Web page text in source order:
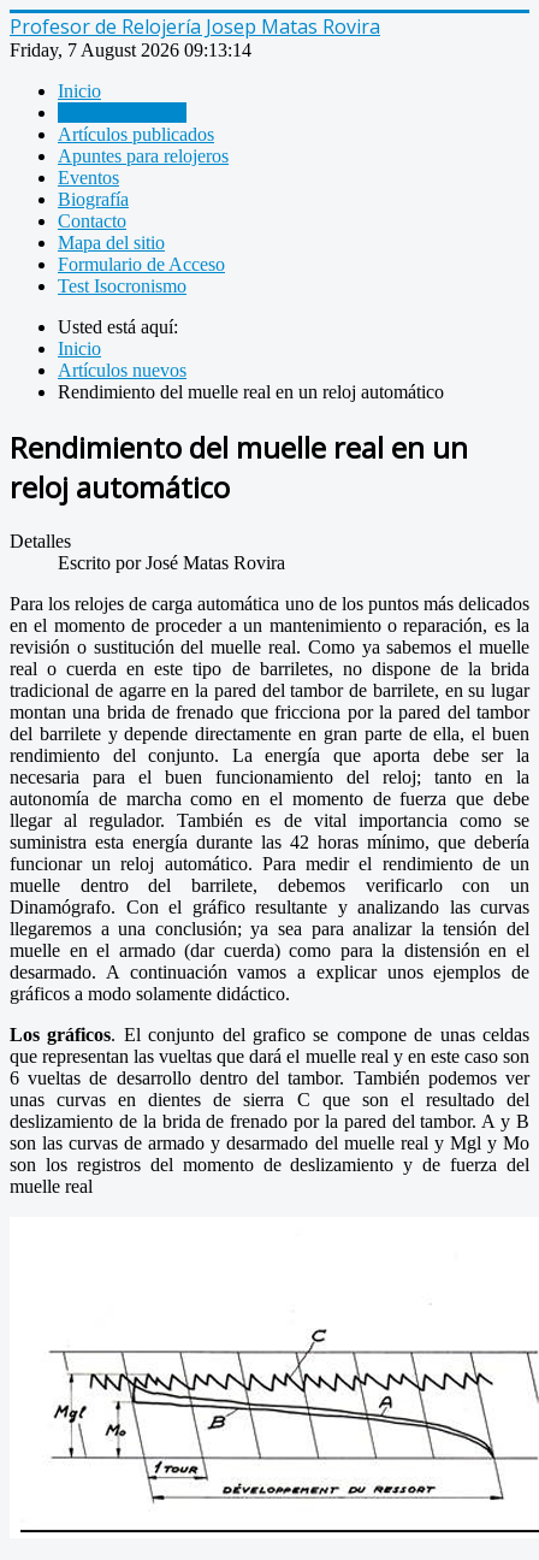
Profesor de Relojería Josep Matas Rovira
Friday, 7 August 2026 09:13:15
Inicio
Artículos publicados
Apuntes para relojeros
Eventos
Biografía
Contacto
Mapa del sitio
Formulario de Acceso
Test Isocronismo
Usted está aquí:
Inicio
Artículos nuevos
Rendimiento del muelle real en un reloj automático
Rendimiento del muelle real en un
reloj automático
Detalles
Escrito porJosé Matas Rovira
Para los relojes de carga automática uno de los puntos más delicados
en el momento de proceder a un mantenimiento o reparación, es la
revisión o sustitución del muelle real. Como ya sabemos el muelle
real o cuerda en este tipo de barriletes, no dispone de la brida
tradicional de agarre en la pared del tambor de barrilete, en su lugar
montan una brida de frenado que fricciona por la pared del tambor
del barrilete y depende directamente en gran parte de ella, el buen
rendimiento del conjunto. La energía que aporta debe ser la
necesaria para el buen funcionamiento del reloj; tanto en la
autonomía de marcha como en el momento de fuerza que debe
llegar al regulador. También es de vital importancia como se
suministra esta energía durante las 42 horas mínimo, que debería
funcionar un reloj automático. Para medir el rendimiento de un
muelle dentro del barrilete, debemos verificarlo con un
Dinamógrafo. Con el gráfico resultante y analizando las curvas
llegaremos a una conclusión; ya sea para analizar la tensión del
muelle en el armado (dar cuerda) como para la distensión en el
desarmado. A continuación vamos a explicar unos ejemplos de
gráficos a modo solamente didáctico.
Los gráficos. El conjunto del grafico se compone de unas celdas
que representan las vueltas que dará el muelle real y en este caso son
6 vueltas de desarrollo dentro del tambor. También podemos ver
unas curvas en dientes de sierra C que son el resultado del
deslizamiento de la brida de frenado por la pared del tambor. A y B
son las curvas de armado y desarmado del muelle real y Mgl y Mo
son los registros del momento de deslizamiento y de fuerza del
muelle real